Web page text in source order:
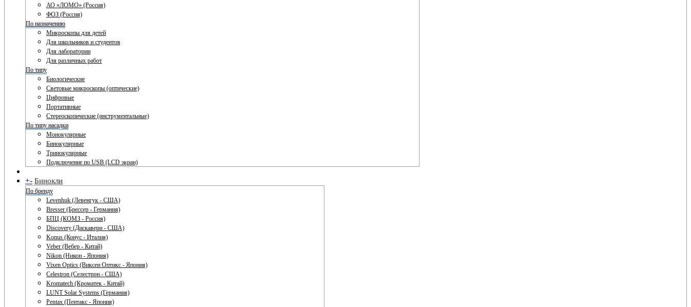
АО «ЛОМО» (Россия)
ФОЗ (Россия)
По назначению
Микроскопы для детей
Для школьников и студентов
Для лаборатории
Для различных работ
По типу
Биологические
Световые микроскопы (оптические)
Цифровые
Портативные
Стереоскопические (инструментальные)
По типу насадки
Монокулярные
Бинокулярные
Тринокулярные
Подключение по USB (LCD экран)
+- Бинокли
По бренду
Levenhuk (Левенгук - США)
Bresser (Брессер - Германия)
БПЦ (КОМЗ - Россия)
Discovery (Дискавери - США)
Konus (Конус - Италия)
Veber (Вебер - Китай)
Nikon (Никон - Япония)
Vixen Optics (Виксен Оптикс - Япония)
Celestron (Селестрон - США)
Kromatech (Кроматек - Китай)
LUNT Solar Systems (Германия)
Pentax (Пентакс - Япония)